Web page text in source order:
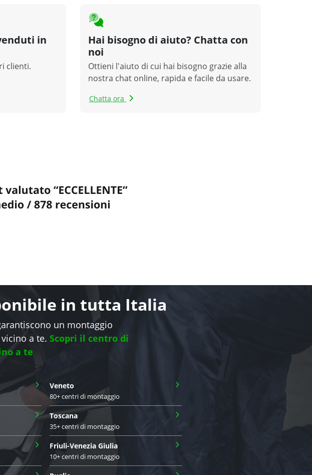
in
clienti.
Hai bisogno di aiuto? Chatta con
noi
Ottieni l'aiuto di cui hai bisogno grazie alla
nostra chat online, rapida e facile da usare.
Chatta ora
in tutta Italia
un montaggio
a te. Scopri il centro di
a te
› Veneto
80+ centri di montaggio
›
› Toscana
35+ centri di montaggio
›
› Friuli-Venezia Giulia
10+ centri di montaggio
›